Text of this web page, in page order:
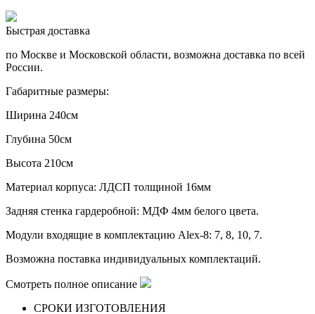
Быстрая доставка
по Москве и Московской области, возможна доставка по всей
России.
Габаритные размеры:
Ширина 240см
Глубина 50см
Высота 210см
Материал корпуса: ЛДСП толщиной 16мм
Задняя стенка гардеробной: МДФ 4мм белого цвета.
Модули входящие в комплектацию Alex-8: 7, 8, 10, 7.
Возможна поставка индивидуальных комплектаций.
Смотреть полное описание
СРОКИ ИЗГОТОВЛЕНИЯ